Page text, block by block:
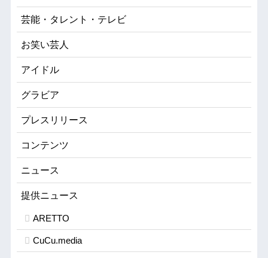
芸能・タレント・テレビ
お笑い芸人
アイドル
グラビア
プレスリリース
コンテンツ
ニュース
提供ニュース
ARETTO
CuCu.media